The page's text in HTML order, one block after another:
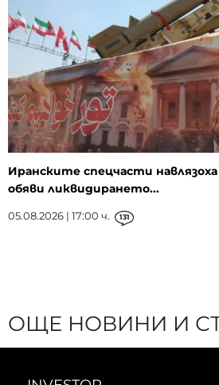
Иранските спецчасти навлязоха
обяви ликвидирането...
05.08.2026 | 17:00 ч. 131
ОЩЕ НОВИНИ И